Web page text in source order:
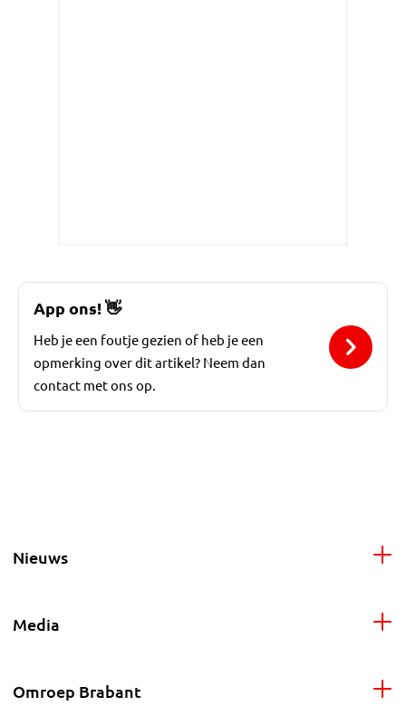
App ons!👋
Heb je een foutje gezien of heb je een
opmerking over dit artikel? Neem dan
contact met ons op.
Nieuws
Media
Omroep Brabant